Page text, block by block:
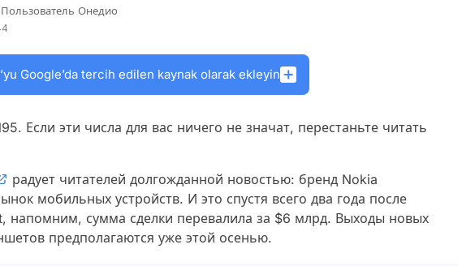
Онедио
Google’da tercih edilen kaynak olarak ekleyin
Если эти числа для вас ничего не значат, перестаньте читать
радует читателей долгожданной новостью: бренд Nokia
мобильных устройств. И это спустя всего два года после
напомним, сумма сделки перевалила за $6 млрд. Выходы новых
предполагаются уже этой осенью.